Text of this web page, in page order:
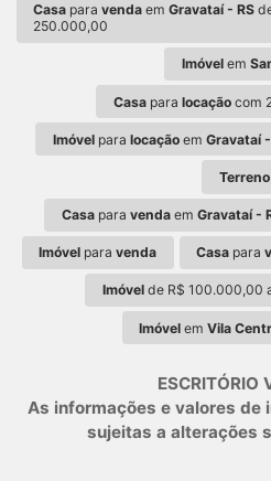
Casa paravenda emGravataí - RS
250.000,00
Imóvelem
Casapara locaçãocom
Imóvelpara locaçãoem Gravataí -
Terreno
Casapara vendaem Gravataí -
Imóvel paravenda Casapara
Imóvelde R$ 100.000,00
Imóvelem Vila
ESCRITÓRIO
As informações e valores de
sujeitas a alterações